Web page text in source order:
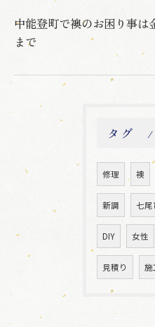
中能登町で襖のお困り事は
まで
タグ
修理 襖
新調 七尾
DIY 女性
見積り 施